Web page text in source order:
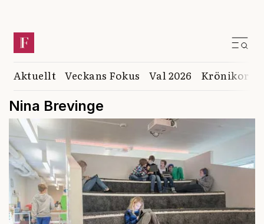
Aktuellt Veckans Fokus Val 2026 Krönikor
Nina Brevinge